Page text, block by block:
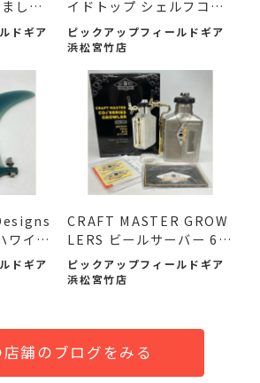
し
ドギア
イドトップ シェルフコン
テ...
ピックアップフィールドギア
浜松宮竹店
ワイア
ドギア
CRAFT MASTER GROW
LERS ビールサーバー 64
oz 未使...
ピックアップフィールドギア
浜松宮竹店
店舗のブログをみる